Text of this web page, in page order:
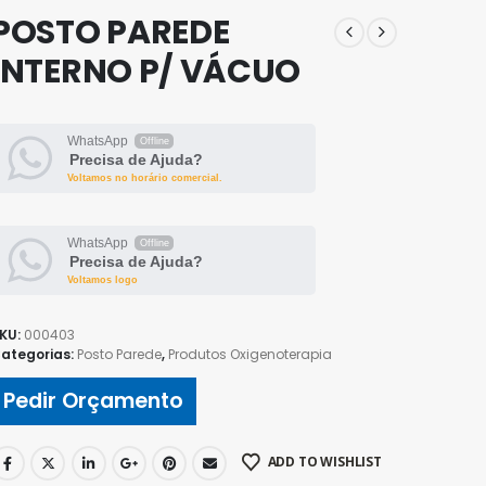
PAREDE
P/ VÁCUO
WhatsApp Offline
Precisa de Ajuda?
Voltamos no horário comercial.
WhatsApp Offline
Precisa de Ajuda?
Voltamos logo
000403
Posto Parede, Produtos Oxigenoterapia
Pedir Orçamento
ADD TO WISHLIST